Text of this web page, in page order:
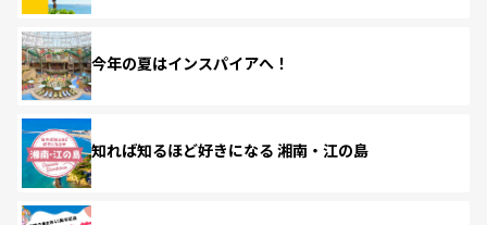
今年の夏はインスパイアへ！
知れば知るほど好きになる 湘南・江の島